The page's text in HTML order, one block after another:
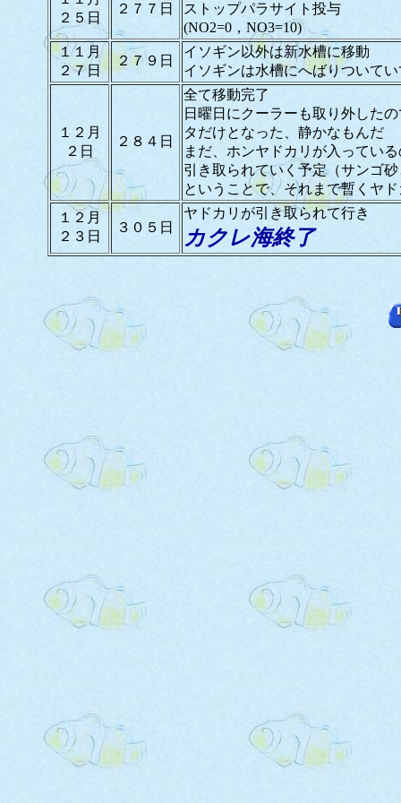
２５日
２７７日
ストップパラサイト投与
(NO2=0，NO3=10)
１１月
２７日
２７９日
イソギン以外は新水槽に移動
イソギンは水槽にへばりついて
１２月
２日
２８４日
全て移動完了
日曜日にクーラーも取り外した
タだけとなった、静かなもんだ
まだ、ホンヤドカリが入ってい
引き取られていく予定（サンゴ
ということで、それまで暫くヤ
１２月
２３日
３０５日
ヤドカリが引き取られて行き
カクレ海終了